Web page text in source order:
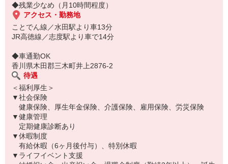
aad／day／full／1300〜
◆残業少なめ（月10時間程度）
アクセス・勤務地
ことでん線／水田駅より車13分
JR高徳線／志度駅より車で14分
◆車通勤OK
香川県木田郡三木町井上2876-2
待遇
＜福利厚生＞
▼社会保険
健康保険、厚生年金保険、介護保険、雇用保険、労災保険
▼健康管理
定期健康診断あり
▼休暇制度
有給休暇（6ヶ月後付与）、特別休暇
▼ライフイベント支援